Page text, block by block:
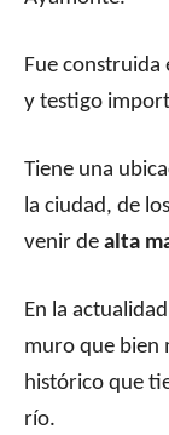
Fue construida
y testigo
Tiene una
la ciudad, de
venir de alta
En la
muro que bien
histórico que
río.